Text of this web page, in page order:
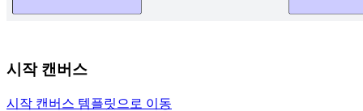
시작 캔버스
시작 캔버스 템플릿으로 이동